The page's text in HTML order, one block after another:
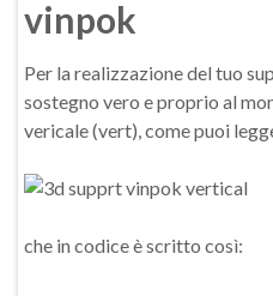
vinpok
Per la realizzazione del tuo
sostegno vero e proprio al
vericale (vert), come puoi
che in codice è scritto così: